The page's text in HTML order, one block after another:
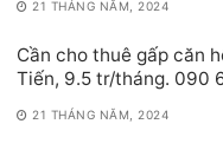
21 THÁNG NĂM, 2024
Cần cho thuê gấp căn
Tiến, 9.5 tr/tháng. 090
21 THÁNG NĂM, 2024